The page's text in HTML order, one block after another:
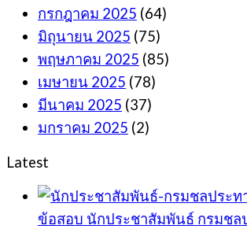
กรกฎาคม 2025 (64)
มิถุนายน 2025 (75)
พฤษภาคม 2025 (85)
เมษายน 2025 (78)
มีนาคม 2025 (37)
มกราคม 2025 (2)
Latest
ข้อสอบ นักประชาสัมพันธ์ กรมชล